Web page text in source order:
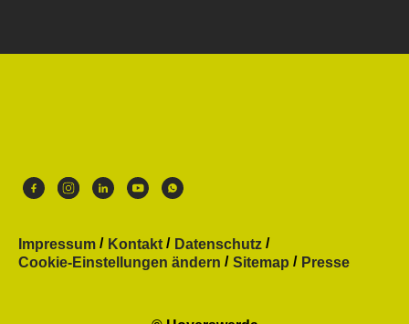
Impressum Kontakt
Datenschutz
Cookie-Einstellungen ändern
Sitemap Presse